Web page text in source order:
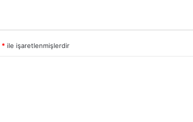
* ile işaretlenmişlerdir